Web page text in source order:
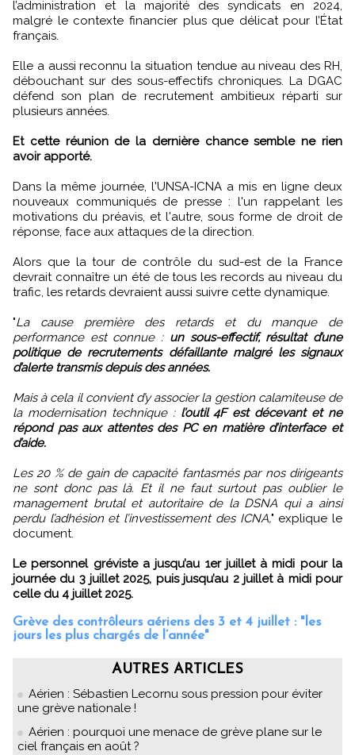
l’administration et la majorité des syndicats en 2024,
malgré le contexte financier plus que délicat pour l’État
français.
Elle a aussi reconnu la situation tendue au niveau des RH,
débouchant sur des sous-effectifs chroniques. La DGAC
défend son plan de recrutement ambitieux réparti sur
plusieurs années.
Et cette réunion de la dernière chance semble ne rien
avoir apporté.
Dans la même journée, l'UNSA-ICNA a mis en ligne deux
nouveaux communiqués de presse : l'un rappelant les
motivations du préavis, et l'autre, sous forme de droit de
réponse, face aux attaques de la direction.
Alors que la tour de contrôle du sud-est de la France
devrait connaître un été de tous les records au niveau du
trafic, les retards devraient aussi suivre cette dynamique.
"La cause première des retards et du manque de
performance est connue : un sous-effectif, résultat d’une
politique de recrutements défaillante malgré les signaux
d’alerte transmis depuis des années.
Mais à cela il convient d’y associer la gestion calamiteuse de
la modernisation technique : l’outil 4F est décevant et ne
répond pas aux attentes des PC en matière d’interface et
d’aide.
Les 20 % de gain de capacité fantasmés par nos dirigeants
ne sont donc pas là. Et il ne faut surtout pas oublier le
management brutal et autoritaire de la DSNA qui a ainsi
perdu l’adhésion et l’investissement des ICNA," explique le
document.
Le personnel gréviste a jusqu’au 1er juillet à midi pour la
journée du 3 juillet 2025, puis jusqu’au 2 juillet à midi pour
celle du 4 juillet 2025.
Grève des contrôleurs aériens des 3 et 4 juillet : "les
jours les plus chargés de l’année"
AUTRES ARTICLES
Aérien : Sébastien Lecornu sous pression pour éviter
une grève nationale !
Aérien : pourquoi une menace de grève plane sur le
ciel français en août ?